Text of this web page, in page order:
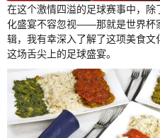
在这个激情四溢的足球赛事中，
化盛宴不容忽视——那就是世界杯
辑，我有幸深入了解了这项美食
这场舌尖上的足球盛宴。